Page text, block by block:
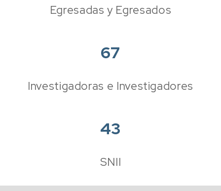
Egresadas y Egresados
67
Investigadoras e Investigadores
43
SNII